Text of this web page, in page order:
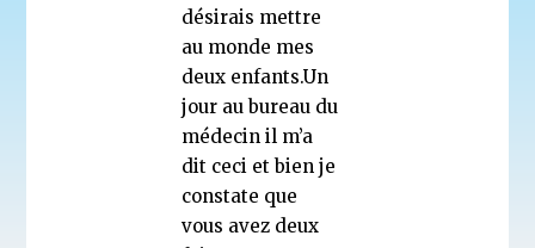
désirais mettre
au monde mes
deux enfants.Un
jour au bureau du
médecin il m’a
dit ceci et bien je
constate que
vous avez deux